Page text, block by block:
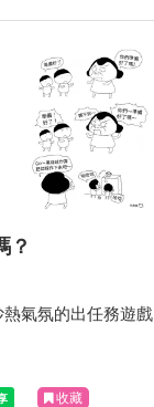
？
氣氛的出任務遊戲
收藏